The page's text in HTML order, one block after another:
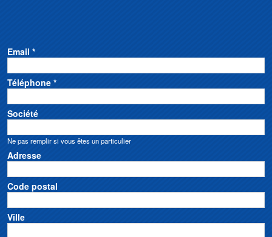
Email *
Téléphone *
Société
Ne pas remplir si vous êtes un particulier
Adresse
Code postal
Ville